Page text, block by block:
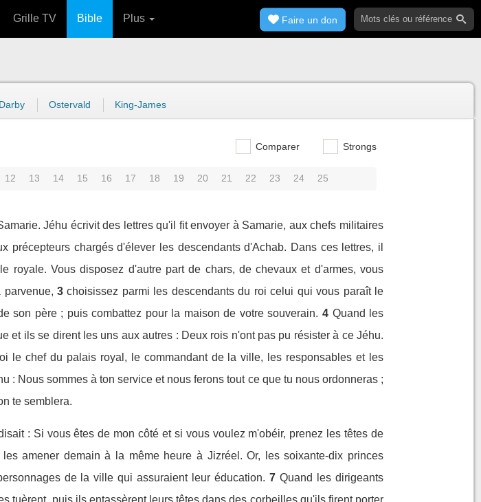
Grille TV Bible Plus Faire un don
Darby Ostervald King-James
Comparer Strongs
12 13 14 15 16 17 18 19 20 21 22 23 24 25
Jéhu écrivit des lettres qu'il fit envoyer à Samarie, aux chefs militaires
chargés d'élever les descendants d'Achab. Dans ces lettres, il
royale. Vous disposez d'autre part de chars, de chevaux et d'armes, vous
parvenue, 3 choisissez parmi les descendants du roi celui qui vous paraît le
son père ; puis combattez pour la maison de votre souverain. 4 Quand les
et ils se dirent les uns aux autres : Deux rois n'ont pas pu résister à ce Jéhu.
le chef du palais royal, le commandant de la ville, les responsables et les
: Nous sommes à ton service et nous ferons tout ce que tu nous ordonneras ;
te semblera.
: Si vous êtes de mon côté et si vous voulez m'obéir, prenez les têtes de
amener demain à la même heure à Jizréel. Or, les soixante-dix princes
de la ville qui assuraient leur éducation. 7 Quand les dirigeants
tuèrent, puis ils entassèrent leurs têtes dans des corbeilles qu'ils firent porter